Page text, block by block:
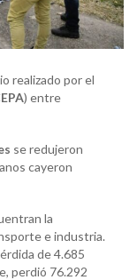
realizado por el
) entre
se redujeron
cayeron
la
e industria.
de 4.685
perdió 76.292